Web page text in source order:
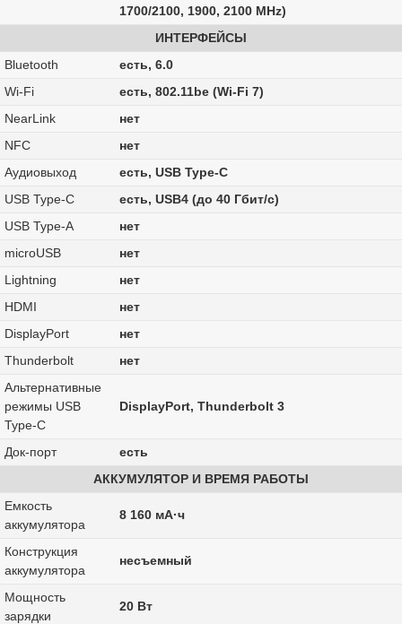
1700/2100, 1900, 2100 MHz)
ИНТЕРФЕЙСЫ
Bluetooth
есть, 6.0
Wi-Fi
есть, 802.11be (Wi-Fi 7)
NearLink
нет
NFC
нет
Аудиовыход
есть, USB Type-C
USB Type-C
есть, USB4 (до 40 Гбит/с)
USB Type-A
нет
microUSB
нет
Lightning
нет
HDMI
нет
DisplayPort
нет
Thunderbolt
нет
Альтернативные
режимы USB
Type-C
DisplayPort, Thunderbolt 3
Док-порт
есть
АККУМУЛЯТОР И ВРЕМЯ РАБОТЫ
Емкость
аккумулятора
8 160 мА·ч
Конструкция
аккумулятора
несъемный
Мощность
зарядки
20 Вт